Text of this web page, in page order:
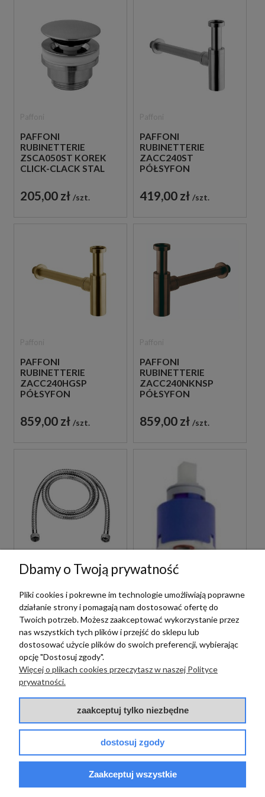
PAFFONI
RUBINETTERIE
ZSCA050ST KOREK
CLICK-CLACK STAL
205,00 zł szt.
PAFFONI
RUBINETTERIE
ZACC240ST
PÓŁSYFON
METALOWY STAL
SZCZOTKOWANA
419,00 zł szt.
PAFFONI
RUBINETTERIE
ZACC240HGSP
PÓŁSYFON
METALOWY ZŁOTO
SZCZOTKOWANE
859,00 zł szt.
PAFFONI
RUBINETTERIE
ZACC240NKNSP
PÓŁSYFON
METALOWY NIKIEL
SZCZOTKOWANY
859,00 zł szt.
Paffoni
RUBINETTERIE
ZFLO003CR WĄŻ
PRYSZNICOWY 100
CM CHROM
37,00 zł szt.
PAFFONI
RUBINETTERIE
ZA91104 GŁOWICA
CERAMICZNA NISKA
Ø 35 MM
Dbamy o Twoją prywatność
Pliki cookies i pokrewne im technologie umożliwiają poprawne
działanie strony i pomagają nam dostosować ofertę do
Twoich potrzeb. Możesz zaakceptować wykorzystanie przez
nas wszystkich tych plików i przejść do sklepu lub
dostosować użycie plików do swoich preferencji, wybierając
opcję "Dostosuj zgody".
Więcej o plikach cookies przeczytasz w naszej Polityce
prywatności.
zaakceptuj tylko niezbędne
dostosuj zgody
Zaakceptuj wszystkie